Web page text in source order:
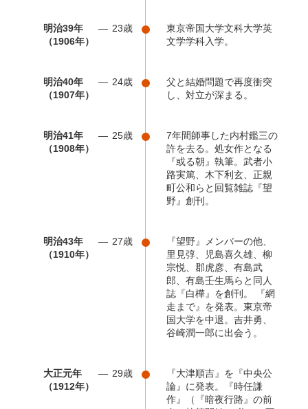
明治39年
（1906年）
23歳
東京帝国大学文科大学英
文学学科入学。
明治40年
（1907年）
24歳
父と結婚問題で再度衝突
し、対立が深まる。
明治41年
（1908年）
25歳
7年間師事した内村鑑三の
許を去る。処女作となる
『或る朝』執筆。武者小
路実篤、木下利玄、正親
町公和らと回覧雑誌『望
野』創刊。
明治43年
（1910年）
27歳
『望野』メンバーの他、
里見弴、児島喜久雄、柳
宗悦、郡虎彦、有島武
郎、有島壬生馬らと同人
誌『白樺』を創刊。 『網
走まで』を発表。東京帝
国大学を中退。吉井勇、
谷崎潤一郎に出会う。
大正元年
（1912年）
29歳
『大津順吉』を『中央公
論』に発表。『時任謙
作』（『暗夜行路』の前